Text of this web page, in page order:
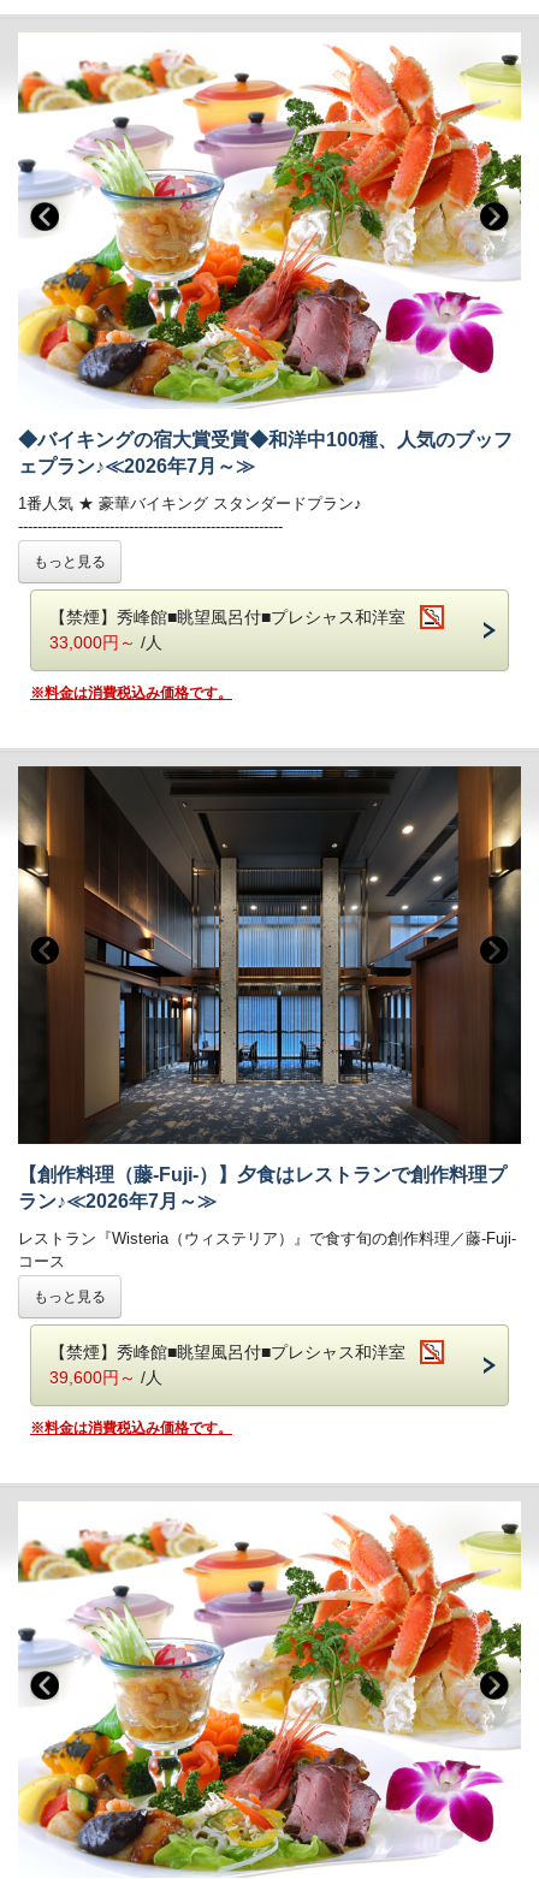
傷を癒す温泉と言い伝えられている 名湯 鬼怒川温泉
当館では自家源泉「子宝の湯」を所有しており
体の芯から温まる効能もあり、ご好評をいただいております。
・秀峰館13階に空中庭園露天風呂がございます。
・大浴場は秀峰館 八番館それぞれにございます。
・大浴場では美容ブランド「ReFa（リファ）」のシャワーヘッドとド
ライヤーをご利用いただけます。
・大浴場にはシャンプーバーをご用意しております。
・振れば願いが叶う打ち出の小槌をテーマにした4種の貸切風呂がござ
います。
■客室
詳しくはお部屋詳細をご確認ください。
■お食事
夕食：ブッフェ（バイキング） 朝食：ブッフェ（バイキング）
夕食ブッフェでは和洋中100種のメニュー（100品）をご用意しており
ます。
オープンキッチンでは揚げたての天ぷらや焼きたてのステーキ、
オーダー式のパスタなどがご好評いただいております。
新鮮野菜が並ぶサラダコーナーやショーケースの中で輝く前菜、
目にも美しいデザートコーナーは女性のお客様に大好評です。
朝食ブッフェは和洋60種。ごはん・パンどちらもご用意しております。
焼き立てのフレンチトースト、お好みの具材を選べるトッピングオムレ
ツが人気。
オリジナルの「あさや特製和牛カレー」も。
【お食事時間について】
ご夕食時間は、当日チェックイン時にご案内いたします。
早いお時間帯が満席となり次第、遅いお時間でのご案内となります。
予めご了承ください。（最終入場：20時 会場は21時CLOSE）
※お食事時間は90分目安でお願いしております。
ご朝食時間は、7時から9時の間でご利用いただけます。
■温泉
傷を癒す温泉と言い伝えられている 名湯 鬼怒川温泉
当館では自家源泉「子宝の湯」を所有しており
体の芯から温まる効能もあり、ご好評をいただいております。
・秀峰館13階に空中庭園露天風呂がございます。
・大浴場では美容ブランド「ReFa（リファ）」のシャワーヘッドとド
ライヤーをご利用いただけます。
・振れば願いが叶う打ち出の小槌をテーマにした4種の貸切風呂がござ
■客室
詳しくはお部屋詳細をご確認ください。
◆バイキングの宿大賞受賞◆和洋中100種、人気のブッフ
ェプラン♪≪2026年7月～≫
1番人気 ★ 豪華バイキング スタンダードプラン♪
-------------------------------------------------------
揚げたての天ぷらや焼きたてのステーキが大好評♪
日光名産湯波料理、種類豊富なデザートもおすすめです◎
鬼怒川温泉【あさや】
＊バイキング スタンダードプラン＊
オープンキッチンでは揚げたての天ぷらや焼きたてのステーキ、
オーダー式のパスタなどがご好評いただいております。
新鮮野菜が並ぶサラダコーナーやショーケースの中で輝く前菜、
目にも美しいデザートコーナーは女性のお客様に大好評です。
朝食ブッフェは和洋60種。ごはん・パンどちらもご用意しております。
焼き立てのフレンチトースト、お好みの具材を選べるトッピングオムレ
ツが人気。
オリジナルの「あさや特製和牛カレー」も。
【お食事時間について】
ご夕食時間は、当日チェックイン時にご案内いたします。
早いお時間帯が満席となり次第、遅いお時間でのご案内となります。
予めご了承ください。（最終入場：20時 会場は21時CLOSE）
※お食事時間は90分目安でお願いしております。
ご朝食時間は、7時から9時の間でご利用いただけます。
［お子様連れのご家族も安心ポイント］
(1)館内にはキッズルームも
楽しい遊具がいっぱい！ガラス張りなのでご家族も安心。
(2)お子様用備品も充実
ブッフェレストランではお子様用食器やイスもご用意しております！
■温泉
自家源泉「子宝の湯」は、体の芯から温まる効能があり、
ご好評をいただいております。
鬼怒川温泉で最も高い場所に位置する空中庭園露天風呂からは時刻にて
・大浴場は秀峰館 八番館それぞれにございます。
・振れば願いが叶う打ち出の小槌をテーマにした4種の貸切風呂がござ
詳しくはお部屋詳細をご確認ください。
もっと見る
【禁煙】秀峰館■眺望風呂付■プレシャス和洋室
33,000円～ /人
※料金は消費税込み価格です。
【創作料理（藤-Fuji-）】夕食はレストランで創作料理プ
ラン♪≪2026年7月～≫
レストラン『Wisteria（ウィステリア）』で食す旬の創作料理／藤-Fuji-
コース
半個室レストラン『Wisteria（ウィステリア）』でこだわりの創作料理
をご堪能いただけます。
鬼怒川温泉【あさや】
の自慢 旬の味をお気軽にお楽しみいただける
レストランの営業時間は18：00～21:00（予定）です。
お食事時間は当日チェックインの際にご案内いたします。
ご夕食会場はレストランです。
気軽なイス・テーブル席の堅苦しくないリラックスした雰囲気の中、旬
の創作料理をお楽しみいただけます。
※Wisteriaでのお食事は1組につき4名様までとなります。
※仕入状況により、お料理の内容が変更になる場合がございます。
※画像はイメージです。お料理内容は季節ごとに異なります。
朝食ブッフェでは和洋60種！ごはん・パン、どちらもご用意しておりま
お好みの具を選べるトッピングオムレツも人気☆
■温泉
自家源泉「子宝の湯」は、体の芯から温まる効能があり、
ご好評をいただいております。
鬼怒川温泉で最も高い場所に位置する13階空中庭園露天風呂｢昇龍の湯｣
もっと見る
【禁煙】秀峰館■眺望風呂付■プレシャス和洋室
39,600円～ /人
※料金は消費税込み価格です。